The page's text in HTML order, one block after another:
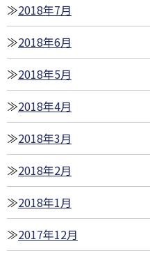
2018年7月
2018年6月
2018年5月
2018年4月
2018年3月
2018年2月
2018年1月
2017年12月